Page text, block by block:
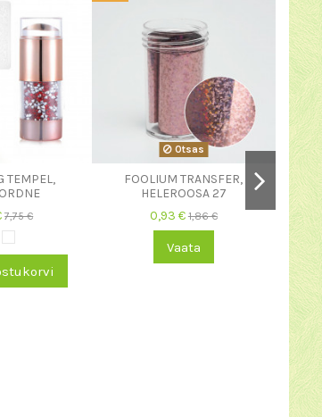
TEMPEL,
7,75 €
Otsas
FOOLIUM TRANSFER,
HELEROOSA 27
0,93 € 1,86 €
Vaata